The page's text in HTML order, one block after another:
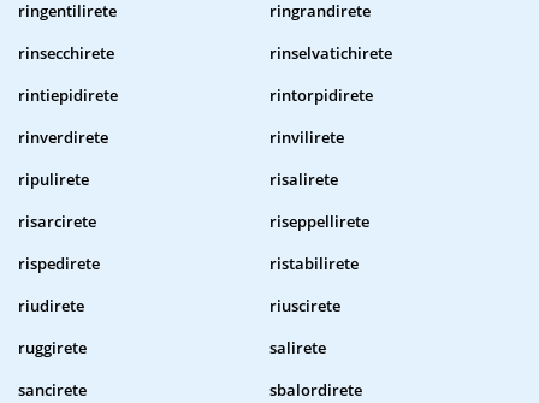
ringentilirete
ringrandirete
rinsecchirete
rinselvatichirete
rintiepidirete
rintorpidirete
rinverdirete
rinvilirete
ripulirete
risalirete
risarcirete
riseppellirete
rispedirete
ristabilirete
riudirete
riuscirete
ruggirete
salirete
sancirete
sbalordirete